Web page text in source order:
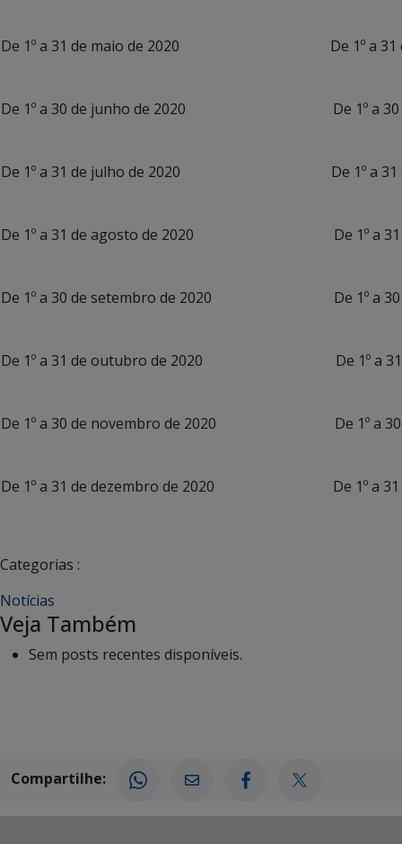
De 1º a 31 de maio de 2020 De 1º a 31 de
De 1º a 30 de junho de 2020 De 1º a 30 de
De 1º a 31 de julho de 2020 De 1º a 31 de
De 1º a 31 de agosto de 2020 De 1º a 31 de
De 1º a 30 de setembro de 2020 De 1º a 30 de
De 1º a 31 de outubro de 2020 De 1º a 31 de
De 1º a 30 de novembro de 2020 De 1º a 30 de
De 1º a 31 de dezembro de 2020 De 1º a 31 de
Categorias :
Notícias
Veja Também
Sem posts recentes disponíveis.
Compartilhe: